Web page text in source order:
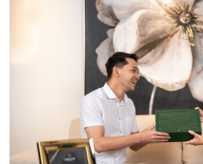
Gadai Berlian dan
Mudah, Anda kami layani secara
dana cair sesuai kebutuhan dengan
tertinggi.
SELENGKAPNYA